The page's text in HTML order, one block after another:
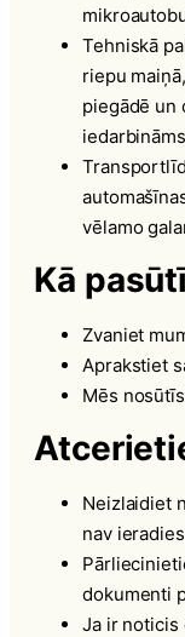
Tehniskā
riepu
piegādē un
vēlamo
Kā
Zvaniet
Aprakstiet
Mēs
Neizlaidiet
nav
dokumenti
Ja ir noticis